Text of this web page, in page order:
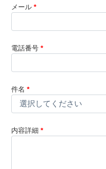
メール *
電話番号 *
件名 *
内容詳細 *